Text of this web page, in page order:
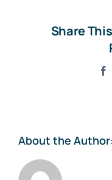
Share
About the Author: